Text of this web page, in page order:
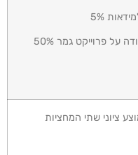
5%
על פרוייקט גמר 50%
ציוני שתי המחציות